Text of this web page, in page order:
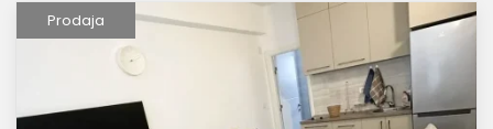
Prodaja